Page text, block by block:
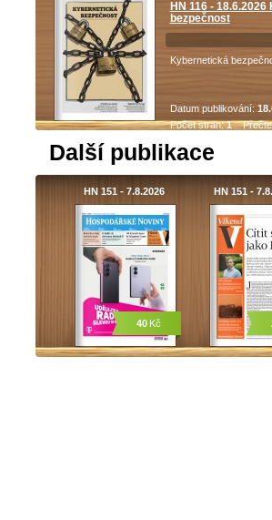
HN 116 -
bezpečnost
Kybernetická
Datum publikování:
Počet stran:1
Další publikace
HN 151 - 7.8.2026
40 Kč
HN 151 -